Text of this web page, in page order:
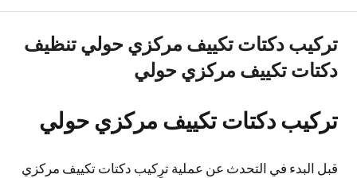
الكويت
للاعلانات
الخدمية
بالكويت
تركيب دكتات تكييف مركزي حولي تنظيف
دكتات تكييف مركزي حولي
تركيب دكتات تكييف مركزي حولي
قبل البدء في التحدث عن عملية ترِكيب دكتات تكييف مركزي